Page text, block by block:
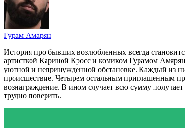
Гурам Амарян
История про бывших возлюбленных всегда
артисткой Кариной Кросс и комиком Гурамом
уютной и непринужденной обстановке. Каждый из
происшествие. Четырем остальным приглашенным
вознаграждение. В ином случает всю сумму
трудно поверить.